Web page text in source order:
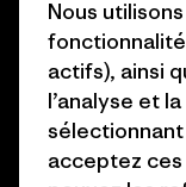
1% For The Planet
Comment nous
finançons
Nous
actifs), ainsi
l’analyse et
sélectionnant
acceptez